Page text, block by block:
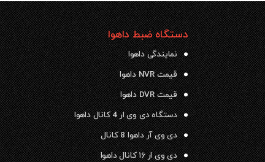
دستگاه ضبط داهوا
نمایندگی داهوا
قیمت NVR داهوا
قیمت DVR داهوا
دستگاه دی وی ار 4 کانال داهوا
دی وی آر داهوا 8 کانال
دی وی ار ۱۶ کانال داهوا